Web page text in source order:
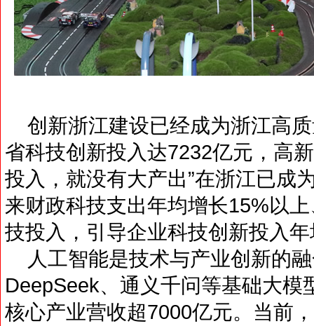
创新浙江建设已经成为浙江高
省科技创新投入达7232亿元，高
投入，就没有大产出”在浙江已成
来财政科技支出年均增长15%以
技投入，引导企业科技创新投入
人工智能是技术与产业创新的
DeepSeek、通义千问等基础大
核心产业营收超7000亿元。当前